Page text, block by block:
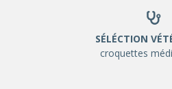
SÉLÉCTION
croquettes